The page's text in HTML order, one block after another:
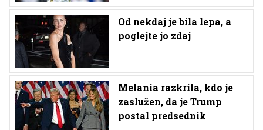
Od nekdaj je bila lepa, a
poglejte jo zdaj
Melania razkrila, kdo je
zaslužen, da je Trump
postal predsednik